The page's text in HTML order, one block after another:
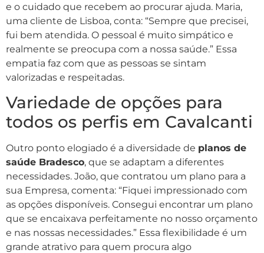
e o cuidado que recebem ao procurar ajuda. Maria,
uma cliente de Lisboa, conta: “Sempre que precisei,
fui bem atendida. O pessoal é muito simpático e
realmente se preocupa com a nossa saúde.” Essa
empatia faz com que as pessoas se sintam
valorizadas e respeitadas.
Variedade de opções para
todos os perfis em Cavalcanti
Outro ponto elogiado é a diversidade de planos de
saúde Bradesco, que se adaptam a diferentes
necessidades. João, que contratou um plano para a
sua Empresa, comenta: “Fiquei impressionado com
as opções disponíveis. Consegui encontrar um plano
que se encaixava perfeitamente no nosso orçamento
e nas nossas necessidades.” Essa flexibilidade é um
grande atrativo para quem procura algo